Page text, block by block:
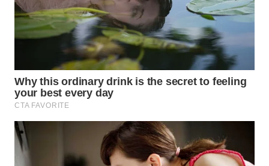
DESA
WISATA
Wahana
Network
KONSUMEN